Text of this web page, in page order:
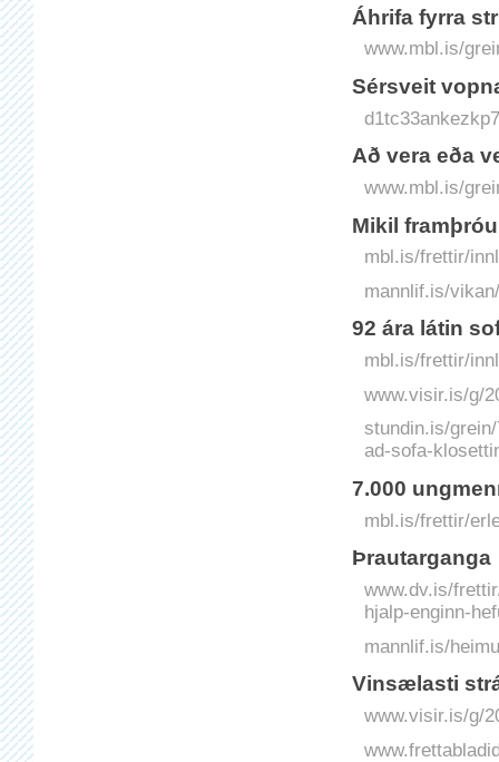
Áhrifa fyrra
www.mbl.is/
Sérsveit
Að vera eða
www.mbl.is/
Mikil
mbl.is/frettir/
mannlif.is/
92 ára látin
mbl.is/frettir/
www.visir.is/g/
stundin.is/
ad-sofa-
7.000
mbl.is/frettir/
Þrautarganga
www.dv.is/
hjalp-enginn-
mannlif.is/
Vinsælasti
www.visir.is/g/